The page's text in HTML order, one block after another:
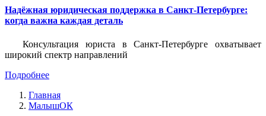
Надёжная юридическая поддержка в Санкт-Петербурге:
когда важна каждая деталь
Консультация юриста в Санкт-Петербурге охватывает
широкий спектр направлений
Подробнее
Главная
МалышОК